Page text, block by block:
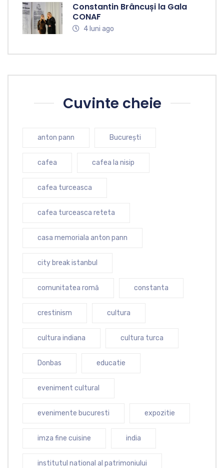
Constantin Brâncuși la Gala
CONAF
4 luni ago
Cuvinte cheie
anton pann București
cafea cafea la nisip
cafea turceasca
cafea turceasca reteta
casa memoriala anton pann
city break istanbul
comunitatea romă constanta
crestinism cultura
cultura indiana cultura turca
Donbas educatie
eveniment cultural
evenimente bucuresti expozitie
imza fine cuisine india
institutul national al patrimoniului